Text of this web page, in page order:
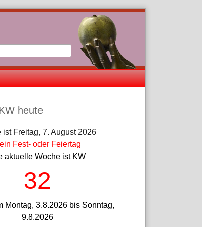
heute
ist Freitag, 7. August 2026
Fest- oder Feiertag
aktuelle Woche ist KW
32
Montag, 3.8.2026 bis Sonntag,
9.8.2026